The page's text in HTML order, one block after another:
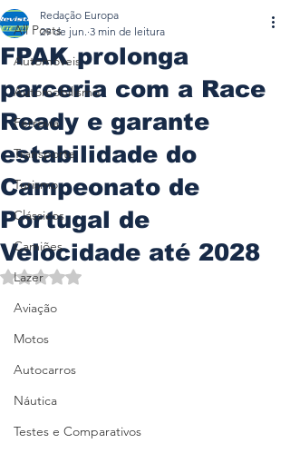
All Posts
Automóveis
Automobilismo
Ferrovia
Transporte
Turismo
Clássicos
Camiões
Lazer
Aviação
Motos
Autocarros
Náutica
Testes e Comparativos
FPAK prolonga
parceria com a Race
Ready e garante
estabilidade do
Campeonato de
Portugal de
Velocidade até 2028
Redação Europa
29 de jun. 3 min de leitura
Avaliado com NaN de 5 estrelas.